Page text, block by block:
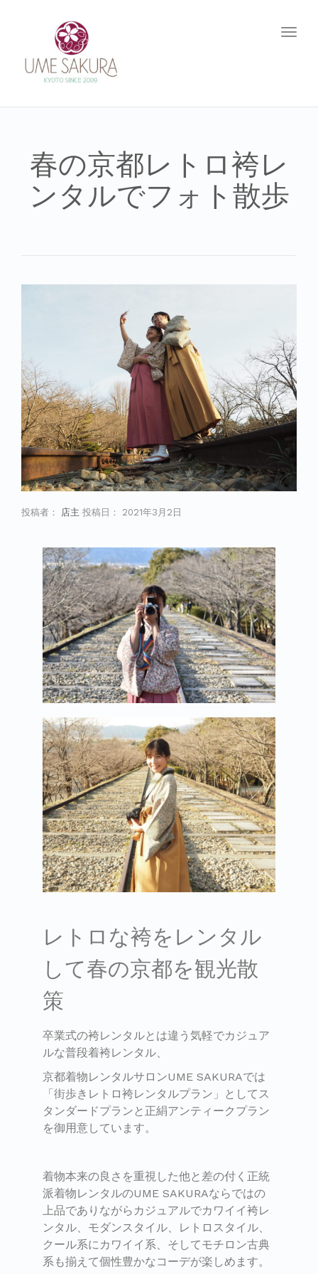
春の京都レトロ袴レ
ンタルでフォト散歩
投稿者： 店主 投稿日： 2021年3月2日
レトロな袴をレンタル
して春の京都を観光散
策
卒業式の袴レンタルとは違う気軽でカジュア
ルな普段着袴レンタル、
京都着物レンタルサロンUME SAKURAでは
「街歩きレトロ袴レンタルプラン」としてス
タンダードプランと正絹アンティークプラン
を御用意しています。
着物本来の良さを重視した他と差の付く正統
派着物レンタルのUME SAKURAならではの
上品でありながらカジュアルでカワイイ袴レ
ンタル、モダンスタイル、レトロスタイル、
クール系にカワイイ系、そしてモチロン古典
系も揃えて個性豊かなコーデが楽しめます。